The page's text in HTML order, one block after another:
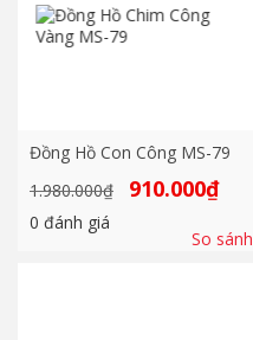
Đồng Hồ Con Công MS-79
1.980.000₫
Giá
gốc
1.980.000₫.
910.000₫Giá
là:
0 đánh giá
So sánh